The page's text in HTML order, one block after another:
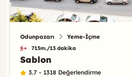
Odunpazarı Yeme-İçme
715m./13 dakika
Sablon
3.7 - 1318 Değerlendirme